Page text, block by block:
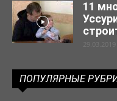
11
29.03.2019
ПОПУЛЯРНЫЕ